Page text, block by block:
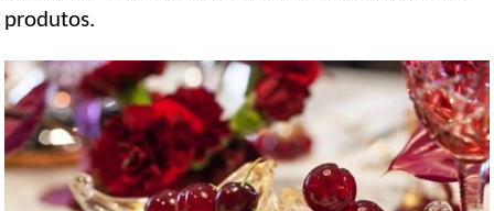
produtos.